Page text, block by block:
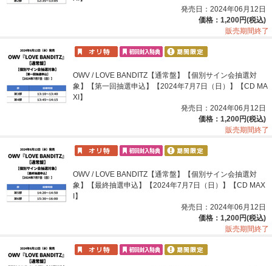
発売日：2024年06月12日
価格：1,200円(税込)
販売期間終了
OWV / LOVE BANDITZ【通常盤】【個別サイン会抽選対
象】【第一回抽選申込】【2024年7月7日（日）】【CD MA
XI】
発売日：2024年06月12日
価格：1,200円(税込)
販売期間終了
OWV / LOVE BANDITZ【通常盤】【個別サイン会抽選対
象】【最終抽選申込】【2024年7月7日（日）】【CD MAX
I】
発売日：2024年06月12日
価格：1,200円(税込)
販売期間終了